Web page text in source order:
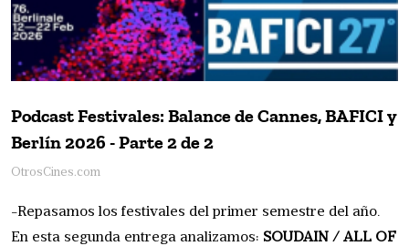
Podcast Festivales: Balance de Cannes, BAFICI y
Berlín 2026 - Parte 2 de 2
OtrosCines.com
-Repasamos los festivales del primer semestre del año.
En esta segunda entrega analizamos: SOUDAIN / ALL OF